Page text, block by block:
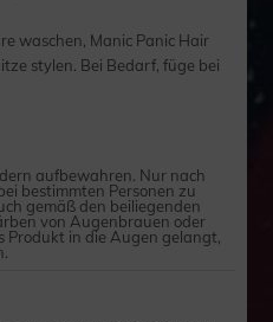
waschen, Manic Panic Hair
stylen. Bei Bedarf, füge bei
aufbewahren. Nur nach
bestimmten Personen zu
gemäß den beiliegenden
von Augenbrauen oder
in die Augen gelangt,